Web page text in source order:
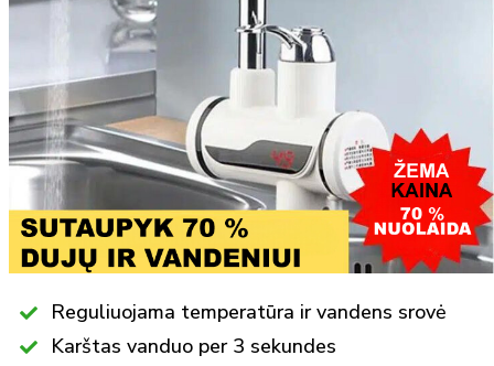
Reguliuojama temperatūra ir vandens srovė
Karštas vanduo per 3 sekundes